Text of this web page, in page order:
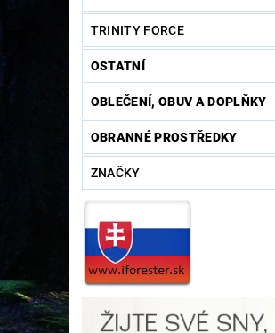
TRINITY FORCE
OSTATNÍ
OBLEČENÍ, OBUV A DOPLŇKY
OBRANNÉ PROSTŘEDKY
ZNAČKY